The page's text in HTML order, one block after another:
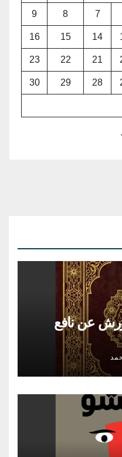
7
8
9
14
15
16
21
22
23
28
29
30
ورش عن نافع